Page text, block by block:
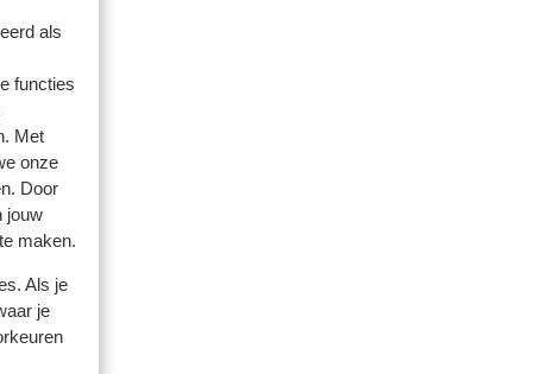
als
functies
Met
onze
Door
jouw
maken.
Als je
je